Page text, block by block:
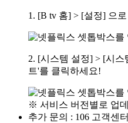
1. [B tv 홈] > [설정] 으
2. [시스템 설정] > [시스
트'를 클릭하세요!
※ 서비스 버전별로 업
추가 문의 : 106 고객센터​